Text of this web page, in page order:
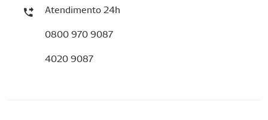
Atendimento 24h
0800 970 9087
4020 9087